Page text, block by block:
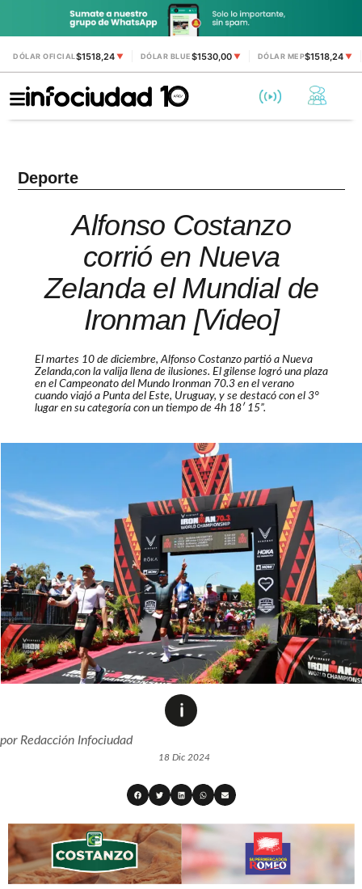
DÓLAR OFICIAL$1518,24 ▼ DÓLAR BLUE$1530,00 ▼ DÓLAR MEP$1518,24▼
Deporte
Alfonso Costanzo
corrió en Nueva
Zelanda el Mundial de
Ironman [Video]
El martes 10 de diciembre, Alfonso Costanzo partió a Nueva
Zelanda,con la valija llena de ilusiones. El gilense logró una plaza
en el Campeonato del Mundo Ironman 70.3 en el verano
cuando viajó a Punta del Este, Uruguay, y se destacó con el 3°
lugar en su categoría con un tiempo de 4h 18′ 15”.
porRedacción Infociudad
18 Dic 2024